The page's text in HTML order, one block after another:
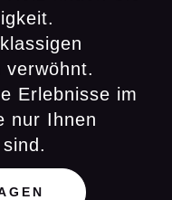
verwöhnt.
Erlebnisse im
nur Ihnen